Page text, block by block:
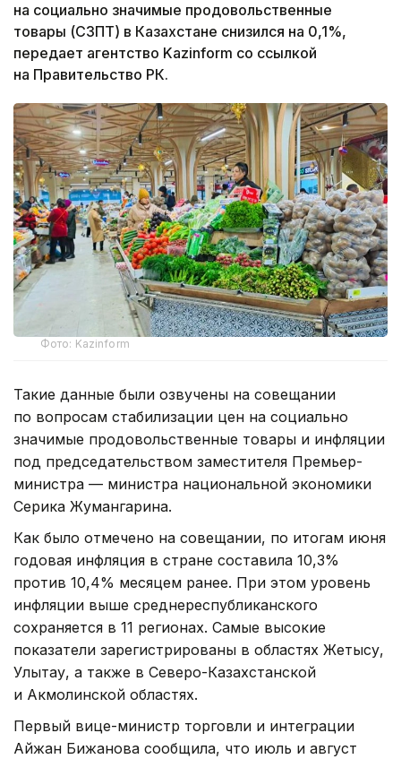
на социально значимые продовольственные
товары (СЗПТ) в Казахстане снизился на 0,1%,
передает агентство Kazinform со ссылкой
на Правительство РК.
Фото: Kazinform
Такие данные были озвучены на совещании
по вопросам стабилизации цен на социально
значимые продовольственные товары и инфляции
под председательством заместителя Премьер-
министра — министра национальной экономики
Серика Жумангарина.
Как было отмечено на совещании, по итогам июня
годовая инфляция в стране составила 10,3%
против 10,4% месяцем ранее. При этом уровень
инфляции выше среднереспубликанского
сохраняется в 11 регионах. Самые высокие
показатели зарегистрированы в областях Жетысу,
Улытау, а также в Северо-Казахстанской
и Акмолинской областях.
Первый вице-министр торговли и интеграции
Айжан Бижанова сообщила, что июль и август